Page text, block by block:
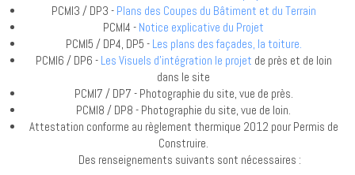
PCMI3 / DP3 - Plans des Coupes du Bâtiment et du Terrain
PCMI4 - Notice explicative du Projet
PCMI5 / DP4, DP5 - Les plans des façades, la toiture.
PCMI6 / DP6 - Les Visuels d'intégration le projet de près et de loin
dans le site
PCMI7 / DP7 - Photographie du site, vue de près.
PCMI8 / DP8 - Photographie du site, vue de loin.
Attestation conforme au règlement thermique 2012 pour Permis de
Construire.
Des renseignements suivants sont nécessaires :